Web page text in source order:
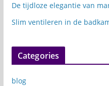
De tijdloze elegantie van
Slim ventileren in de
Categories
blog